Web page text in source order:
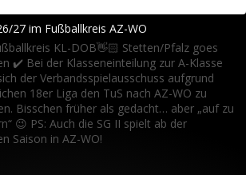
27 im Fußballkreis AZ-WO
KL-DOB👋🏻 Stetten/Pfalz goes
✔️ Bei der Klasseneinteilung zur A-Klasse
der Verbandsspielausschuss aufgrund
18er Liga den TuS nach AZ-WO zu
Bisschen früher als gedacht… aber „auf zu
😉 PS: Auch die SG II spielt ab der
Saison in AZ-WO!